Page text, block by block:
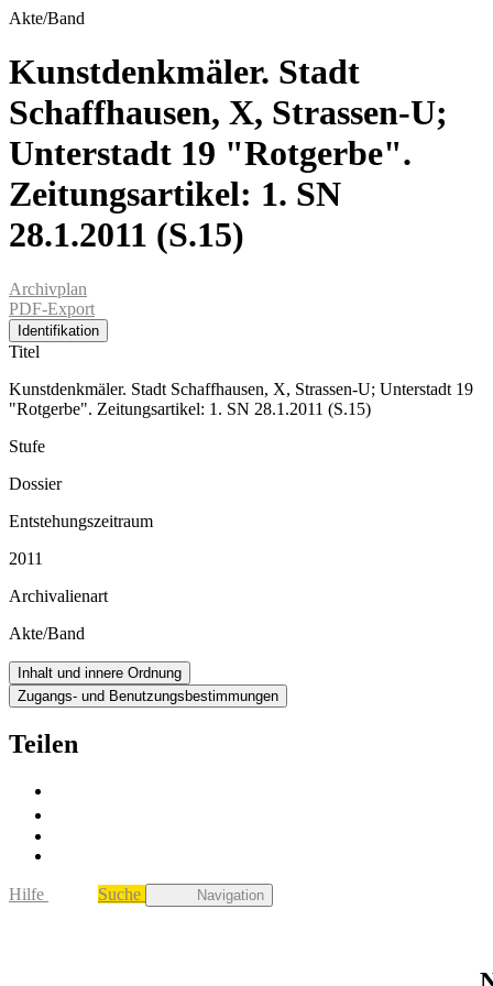
Akte/Band
Kunstdenkmäler. Stadt
Schaffhausen, X, Strassen-U;
Unterstadt 19 "Rotgerbe".
Zeitungsartikel: 1. SN
28.1.2011 (S.15)
Archivplan
PDF-Export
Identifikation
Titel
Kunstdenkmäler. Stadt Schaffhausen, X, Strassen-U; Unterstadt 19
"Rotgerbe". Zeitungsartikel: 1. SN 28.1.2011 (S.15)
Stufe
Dossier
Entstehungszeitraum
2011
Archivalienart
Akte/Band
Inhalt und innere Ordnung
Zugangs- und Benutzungsbestimmungen
Teilen
Hilfe Suche Navigation